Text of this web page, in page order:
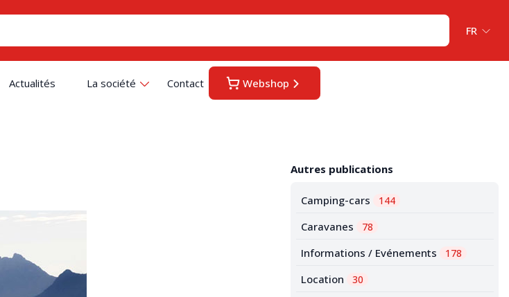
FR
Actualités La société Contact Webshop
Autres publications
Camping-cars 144
Caravanes 78
Informations / Evénements 178
Location 30